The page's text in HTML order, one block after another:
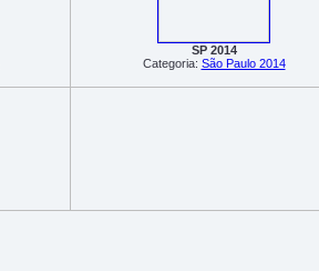
SP 2014
Categoria: São Paulo 2014